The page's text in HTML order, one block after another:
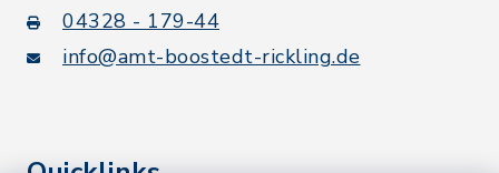
04328 - 179-44
info@amt-boostedt-rickling.de